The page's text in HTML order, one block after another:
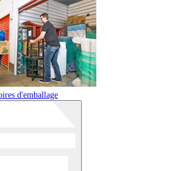
d'emballage